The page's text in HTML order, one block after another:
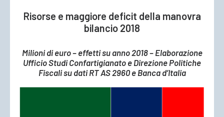
Risorse e maggiore deficit della manovra
bilancio 2018
Milioni di euro – effetti su anno 2018 – Elaborazione
Ufficio Studi Confartigianato e Direzione Politiche
Fiscali su dati RT AS 2960 e Banca d’Italia